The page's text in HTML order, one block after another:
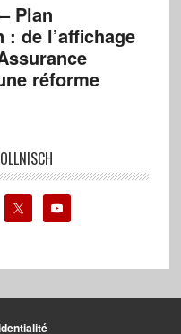
Plan
de l’affichage
réforme